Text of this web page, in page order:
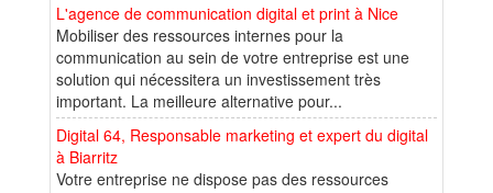
L'agence de communication digital et print à Nice
Mobiliser des ressources internes pour la
communication au sein de votre entreprise est une
solution qui nécessitera un investissement très
important. La meilleure alternative pour...
Digital 64, Responsable marketing et expert du digital
à Biarritz
Votre entreprise ne dispose pas des ressources